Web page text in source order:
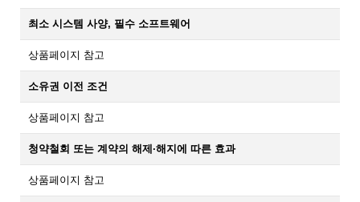
최소 시스템 사양, 필수 소프트웨어
상품페이지 참고
소유권 이전 조건
상품페이지 참고
청약철회 또는 계약의 해제·해지에 따른 효과
상품페이지 참고